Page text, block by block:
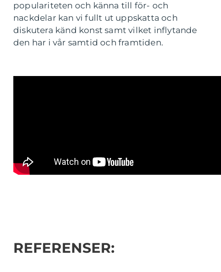
populariteten och känna till för- och
nackdelar kan vi fullt ut uppskatta och
diskutera känd konst samt vilket inflytande
den har i vår samtid och framtiden.
REFERENSER: